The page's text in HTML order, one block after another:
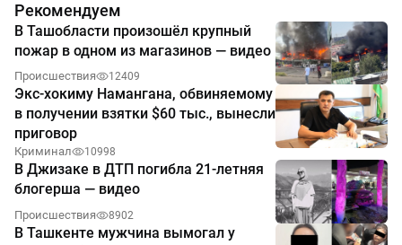
Рекомендуем
В Ташобласти произошёл крупный
пожар в одном из магазинов — видео
Происшествия 12409
Экс-хокиму Намангана, обвиняемому
в получении взятки $60 тыс., вынесли
приговор
Криминал 10998
В Джизаке в ДТП погибла 21-летняя
блогерша — видео
Происшествия 8902
В Ташкенте мужчина вымогал у